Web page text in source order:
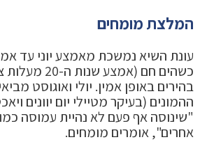
המלצת מומחים
עונת השיא נמשכת מאמצע יוני עד
כשהים חם (אמצע
בהירים באופן אמין. יולי ואוגוסט
ההמונים (בעיקר מטיילי יום יוונים
"שינוסה אף פעם לא נהיית עמוסה
אחרים", אומרים מומחים.